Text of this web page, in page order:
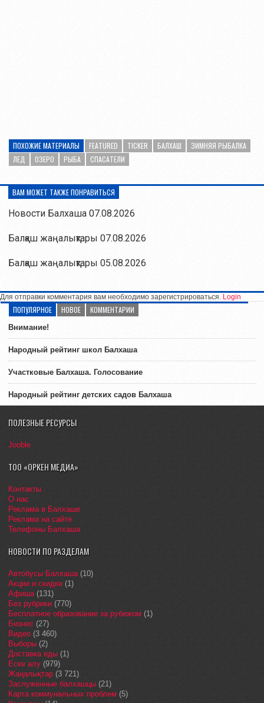
ПОХОЖИЕ МАТЕРИАЛЫ FEATURED TICKER БАЛХАШ
ЗИМНЯЯ РЫБАЛКА
ЛЕД
ОЗЕРО РЫБА СПАСАТЕЛИ
ВАМ МОЖЕТ ТАКЖЕ ПОНРАВИТЬСЯ
Новости Балхаша 07.08.2026
Балқаш жаңалықтары 07.08.2026
Балқаш жаңалықтары 05.08.2026
Для отправки комментария вам необходимо зарегистрироваться. Login
ПОПУЛЯРНОЕ НОВОЕ КОММЕНТАРИИ
Внимание!
Народный рейтинг школ Балхаша
Участковые Балхаша. Голосование
Народный рейтинг детских садов Балхаша
ПОЛЕЗНЫЕ РЕСУРСЫ
Jooble
ТОО «ОРКЕН МЕДИА»
Контакты
О нас
Реклама в Балхаше
Реклама на сайте
Телефоны Балхаша
НОВОСТИ ПО РАЗДЕЛАМ
Автобусы Балхаша(10)
Акции и скидки (1)
Афиша(131)
Без рубрики (770)
Бесплатное образование за рубежом (1)
Бизнес (27)
Видео (3 460)
Выборы (2)
Доставка еды (1)
Еске алу (979)
Жаңалықтар (3 721)
Заслуженные балхашцы (21)
Карта коммунальных проблем (5)